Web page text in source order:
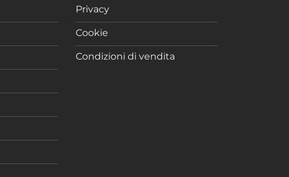
Privacy
Cookie
Condizioni di vendita